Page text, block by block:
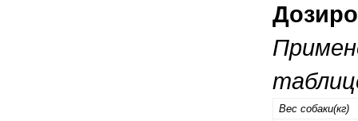
Вес собаки(кг)